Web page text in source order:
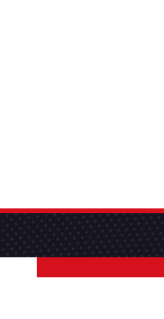
S'abonner